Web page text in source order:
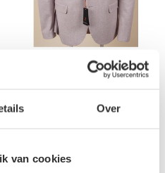
Over
van cookies
HEREN-BLAZER ZUITABLE
€239,00